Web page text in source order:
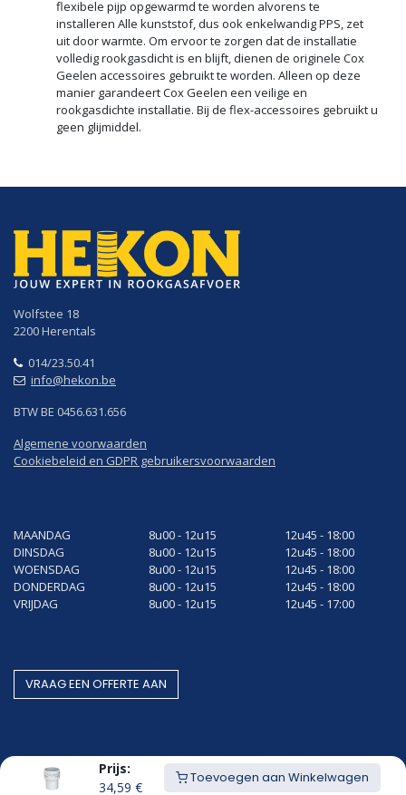
Prijs:
34,59 €
Toevoegen aan Winkelwagen
flexibele pijp opgewarmd te worden alvorens te
installeren Alle kunststof, dus ook enkelwandig PPS, zet
uit door warmte. Om ervoor te zorgen dat de installatie
volledig rookgasdicht is en blijft, dienen de originele Cox
Geelen accessoires gebruikt te worden. Alleen op deze
manier garandeert Cox Geelen een veilige en
rookgasdichte installatie. Bij de flex-accessoires gebruikt u
geen glijmiddel.
Wolfstee 18
2200 Herentals
014/23.50.41
info@hekon.be
BTW BE 0456.631.656
Algemene voorwaarden
Cookiebeleid en GDPR gebruikersvoorwaarden
MAANDAG
DINSDAG
WOENSDAG
DONDERDAG
VRIJDAG
8u00 - 12u15
8u00 - 12u15
8u00 - 12u15
8u00 - 12u15
8u00 - 12u15
12u45 - 18:00
12u45 - 18:00
12u45 - 18:00
12u45 - 18:00
12u45 - 17:00
VRAAG EEN OF​​​​FERTE AAN
Gestandaardiseerde producten
BEZOEK O​​​​NZE WEBWINKEL